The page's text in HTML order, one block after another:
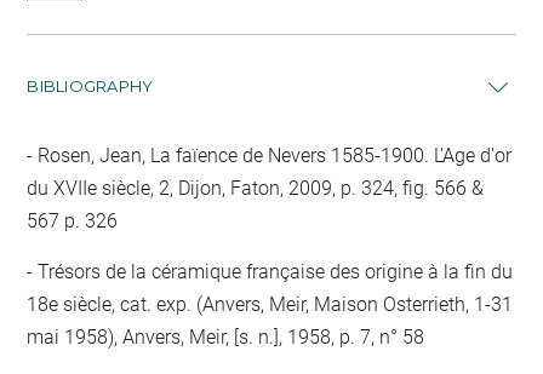
BIBLIOGRAPHY
Rosen, Jean, La faïence de Nevers 1585-1900. L'Age d'or
du XVIIe siècle, 2, Dijon, Faton, 2009, p. 324, fig. 566 &
567 p. 326
Trésors de la céramique française des origine à la fin du
18e siècle, cat. exp. (Anvers, Meir, Maison Osterrieth, 1-31
mai 1958), Anvers, Meir, [s. n.], 1958, p. 7, n° 58